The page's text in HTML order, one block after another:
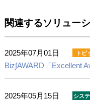
関連するソリュー
2025年07月01日
Biz∫AWARD「Excellent
2025年05月15日